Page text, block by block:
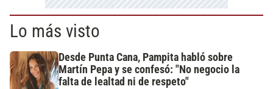
Lo más visto
Desde Punta Cana, Pampita habló sobre
Martín Pepa y se confesó: "No negocio la
falta de lealtad ni de respeto"